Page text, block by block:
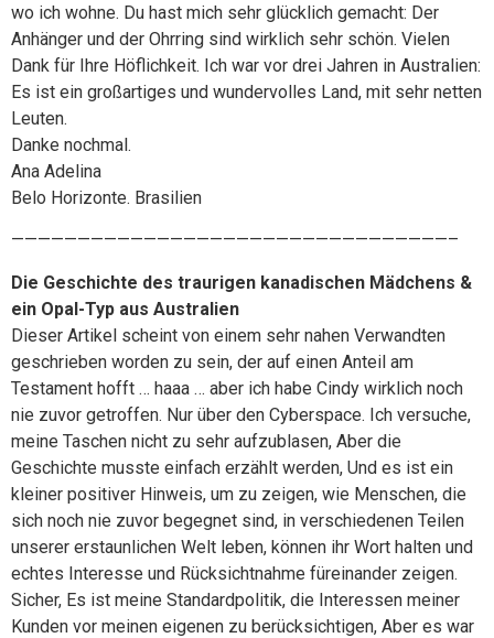
wo ich wohne. Du hast mich sehr glücklich gemacht: Der
Anhänger und der Ohrring sind wirklich sehr schön. Vielen
Dank für Ihre Höflichkeit. Ich war vor drei Jahren in Australien:
Es ist ein großartiges und wundervolles Land, mit sehr netten
Leuten.
Danke nochmal.
Ana Adelina
Belo Horizonte. Brasilien
—————————————————————————————————–
Die Geschichte des traurigen kanadischen Mädchens &
ein Opal-Typ aus Australien
Dieser Artikel scheint von einem sehr nahen Verwandten
geschrieben worden zu sein, der auf einen Anteil am
Testament hofft … haaa … aber ich habe Cindy wirklich noch
nie zuvor getroffen. Nur über den Cyberspace. Ich versuche,
meine Taschen nicht zu sehr aufzublasen, Aber die
Geschichte musste einfach erzählt werden, Und es ist ein
kleiner positiver Hinweis, um zu zeigen, wie Menschen, die
sich noch nie zuvor begegnet sind, in verschiedenen Teilen
unserer erstaunlichen Welt leben, können ihr Wort halten und
echtes Interesse und Rücksichtnahme füreinander zeigen.
Sicher, Es ist meine Standardpolitik, die Interessen meiner
Kunden vor meinen eigenen zu berücksichtigen, Aber es war